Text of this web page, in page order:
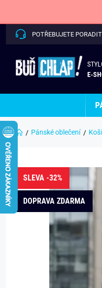
POTŘEBUJETE
E-
Pánské oblečení
SLEVA -32%
DOPRAVA ZDARMA